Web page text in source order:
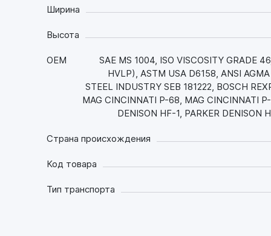
Ширина
Высота
OEM
SAE MS 1004, ISO VISCOSITY GRADE
HVLP), ASTM USA D6158, ANSI
STEEL INDUSTRY SEB 181222, BOSCH
MAG CINCINNATI P-68, MAG CINCINNATI
DENISON HF-1, PARKER DENISON
Страна происхождения
Код товара
Тип транспорта